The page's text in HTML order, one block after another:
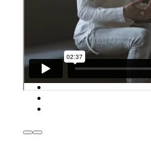
zum Video Channel